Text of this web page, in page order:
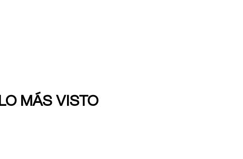
LO MÁS VISTO